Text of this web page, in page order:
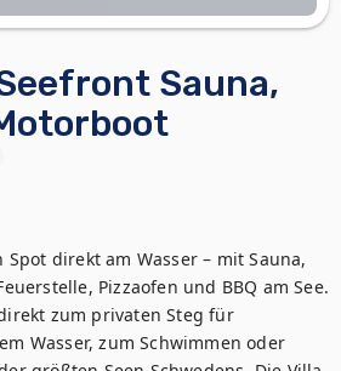
Sauna,
direkt am Wasser – mit Sauna,
Pizzaofen und BBQ am See.
zum privaten Steg für
Wasser, zum Schwimmen oder